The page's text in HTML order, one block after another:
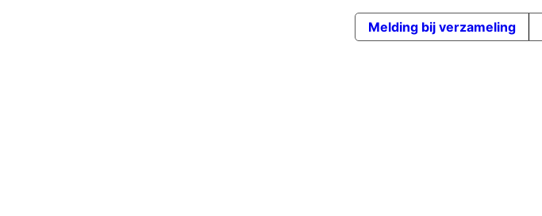
Melding bij verzameling